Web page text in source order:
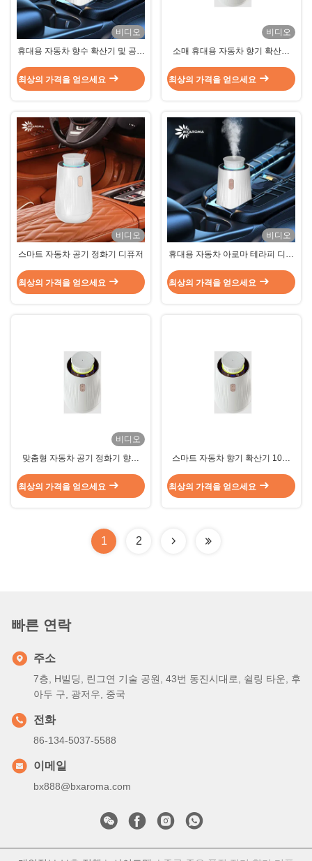
비디오
휴대용 자동차 향수 확산기 및 공기
러 듀얼 전원 공급 장치
최상의 가격을 얻으세요
비디오
소매 휴대용 자동차 향기 확산기
최상의 가격을 얻으세요
비디오
스마트 자동차 공기 정화기 디퓨저
최상의 가격을 얻으세요
비디오
휴대용 자동차 아로마 테라피 디프
최상의 가격을 얻으세요
비디오
맞춤형 자동차 공기 정화기 향수
최상의 가격을 얻으세요
스마트 자동차 향기 확산기 10ml
확산기
최상의 가격을 얻으세요
1 2
빠른 연락
주소
7층, H빌딩, 린그연 기술 공원, 43번 동진시대로, 쉴링 타운, 후
아두 구, 광저우, 중국
전화
86-134-5037-5588
이메일
bx888@bxaroma.com